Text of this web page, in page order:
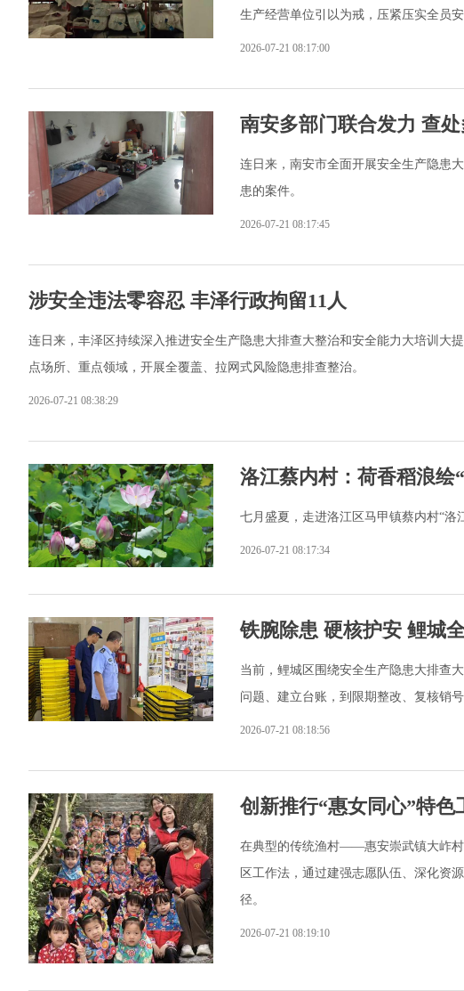
生产经营单位引以为戒，压紧压实全员
2026-07-21 08:17:00
南安多部门联合发力 查
连日来，南安市全面开展安全生产隐患
患的案件。
2026-07-21 08:17:45
涉安全违法零容忍 丰泽行政拘留11人
连日来，丰泽区持续深入推进安全生产隐患大排查大整治和安全能力大培训大
点场所、重点领域，开展全覆盖、拉网式风险隐患排查整治。
2026-07-21 08:38:29
洛江蔡内村：荷香稻浪绘
七月盛夏，走进洛江区马甲镇蔡内村“洛
2026-07-21 08:17:34
铁腕除患 硬核护安 鲤城
当前，鲤城区围绕安全生产隐患大排查
问题、建立台账，到限期整改、复核销
2026-07-21 08:18:56
创新推行“惠女同心”特
在典型的传统渔村——惠安崇武镇大岞村
区工作法，通过建强志愿队伍、深化资
径。
2026-07-21 08:19:10